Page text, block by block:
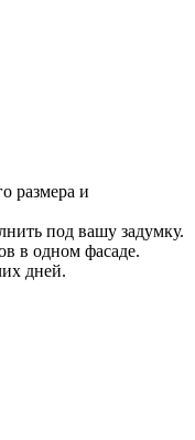
размера и
под вашу задумку.
в одном фасаде.
дней.